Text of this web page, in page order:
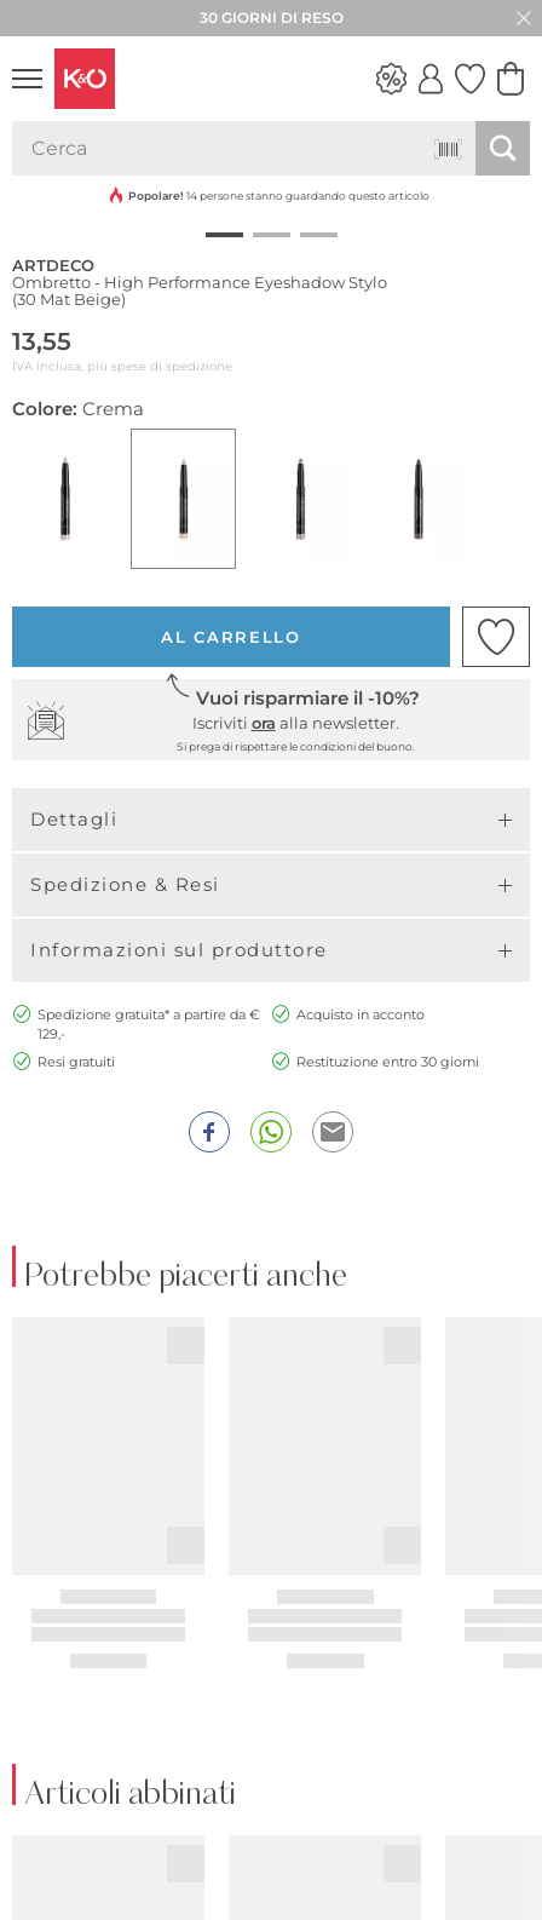
30 GIORNI DI RESO
VIBES
Resistente all'acqua
Popolare! 14 persone stanno guardando questo articolo
ARTDECO
Ombretto - High Performance Eyeshadow Stylo
(30 Mat Beige)
13,55
IVA inclusa, più spese di spedizione
Colore: Crema
AL CARRELLO
Vuoi risparmiare il -10%?
Iscriviti ora alla newsletter.
Si prega di rispettare le condizioni del buono.
Dettagli
Spedizione & Resi
Informazioni sul produttore
Spedizione gratuita* a partire da €
129,-
Acquisto in acconto
Resi gratuiti Restituzione entro 30 giorni
Potrebbe piacerti anche
Articoli abbinati